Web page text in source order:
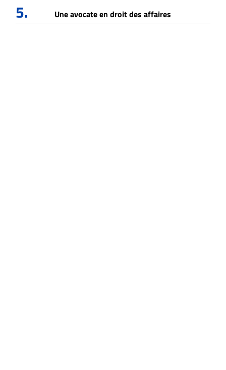
5. Une avocate en droit des affaires